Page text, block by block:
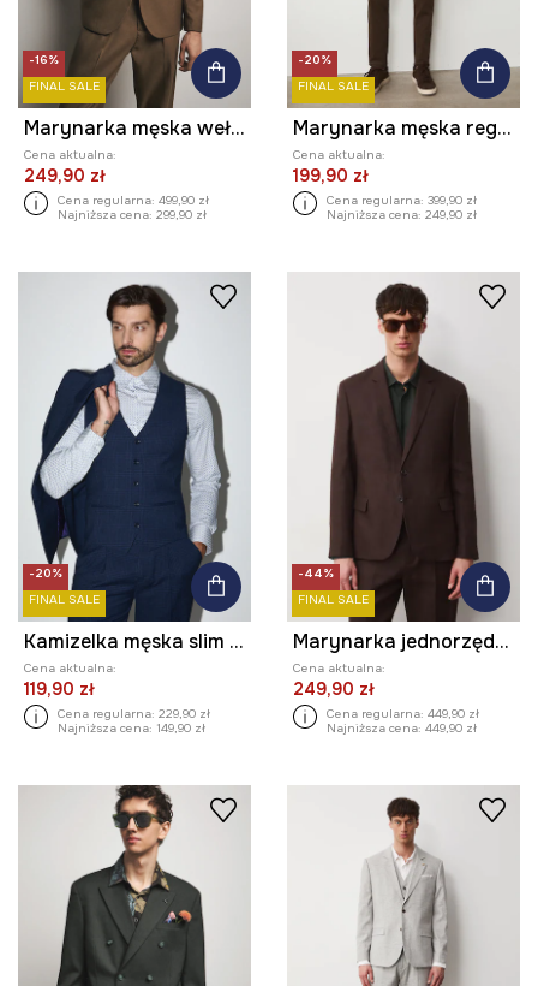
-16%
FINAL SALE
Marynarka męska wełniana
Cena aktualna:
249,90 zł
Cena regularna: 499,90 zł
Najniższa cena: 299,90 zł
-20%
FINAL SALE
Marynarka męska regular melanżowa
Cena aktualna:
199,90 zł
Cena regularna: 399,90 zł
Najniższa cena: 249,90 zł
-20%
FINAL SALE
Kamizelka męska slim w kratę
Cena aktualna:
119,90 zł
Cena regularna: 229,90 zł
Najniższa cena: 149,90 zł
-44%
FINAL SALE
Marynarka jednorzędowa męska lniana gładka
Cena aktualna:
249,90 zł
Cena regularna: 449,90 zł
Najniższa cena: 449,90 zł